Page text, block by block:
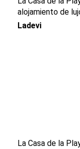
alojamiento de
Ladevi
La Casa de la